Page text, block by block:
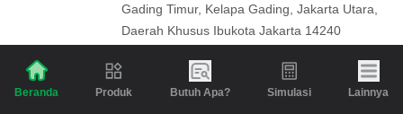
Beranda Produk Butuh Apa? Simulasi Lainnya
Gading Timur, Kelapa Gading, Jakarta Utara,
Daerah Khusus Ibukota Jakarta 14240
sementara waktu tidak menerima Gadai
Luxury (tas bermerek) dikarenakan alat